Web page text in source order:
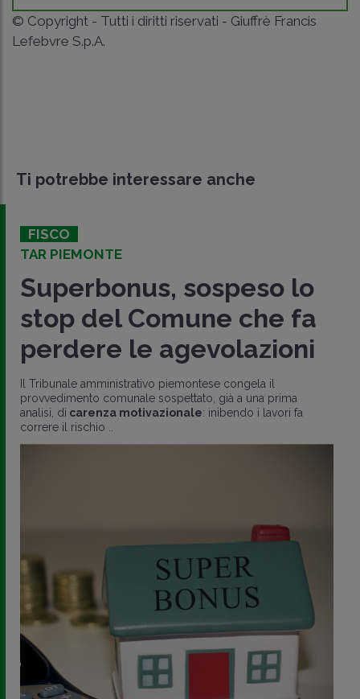
© Copyright - Tutti i diritti riservati - Giuffrè Francis
Lefebvre S.p.A.
Ti potrebbe interessare anche
FISCO
TAR PIEMONTE
Superbonus, sospeso lo
stop del Comune che fa
perdere le agevolazioni
Il Tribunale amministrativo piemontese congela il
provvedimento comunale sospettato, già a una prima
analisi, di carenza motivazionale: inibendo i lavori fa
correre il rischio ..